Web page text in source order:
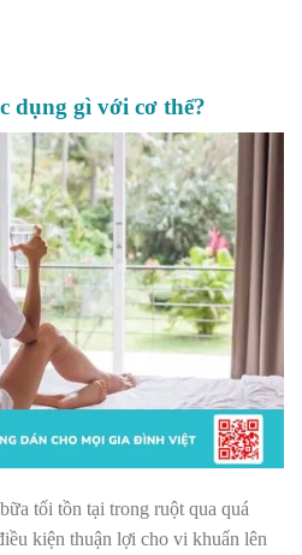
dụng gì với cơ thể?
tối tồn tại trong ruột qua quá
kiện thuận lợi cho vi khuẩn lên